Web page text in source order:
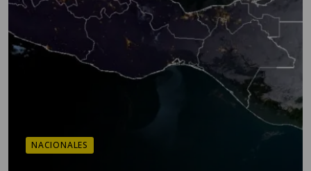
NACIONALES